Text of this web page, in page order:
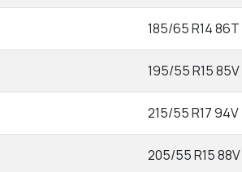
185/65 R14 86T
195/55 R15 85V
215/55 R17 94V
205/55 R15 88V